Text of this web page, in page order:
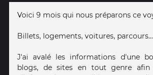
Voici 9 mois qui nous préparons ce
Billets, logements, voitures,
J'ai avalé les informations d'une
blogs, de sites en tout genre